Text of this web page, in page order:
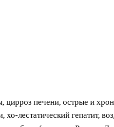
цирроз печени, острые и
лестатический гепатит,